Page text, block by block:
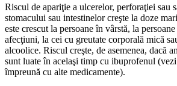
Riscul de apariţie a ulcerelor, perforaţiei sau
stomacului sau intestinelor creşte la doze
este crescut la persoane în vârstă, la
afecţiuni, la cei cu greutate corporală mică
alcoolice. Riscul creşte, de asemenea, dacă
sunt luate în acelaşi timp cu ibuprofenul
împreună cu alte medicamente).